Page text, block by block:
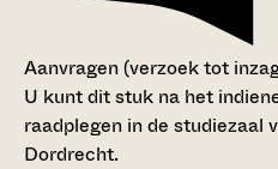
Aanvragen (verzoek tot
U kunt dit stuk na het
raadplegen in de studiezaal
Dordrecht.